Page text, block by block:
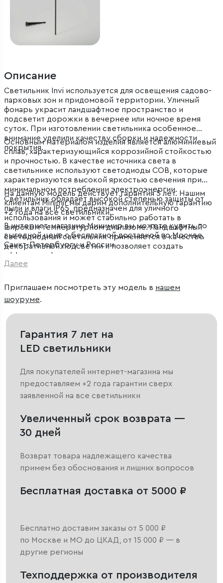
Описание
Светильник Invi используется для освещения садово-
парковых зон и придомовой территории. Уличный
фонарь украсит ландшафтное пространство и
подсветит дорожки в вечернее или ночное время
суток. При изготовлении светильника особенное
внимание уделили качеству сборки и надежности
покрытия.
Основным материалом изделия является алюминиевый
сплав, характеризующийся коррозийной стойкостью
и прочностью. В качестве источника света в
светильнике используют светодиоды COB, которые
характеризуются высокой яркостью свечения при
минимальном потреблении электроэнергии.
Светильник обладает высокой степенью защиты от
пыли и влаги IP65, предназначен для уличного
использования и может стабильно работать в
широком температурном диапазоне. Ландшафтный
светодиодный светильник применяется в качестве
декоративной подсветки и позволяет создать
эффектное функциональное освещение на дачных
участках, в парках и скверах.
На данную модель действует гарантия 5 лет. Нашим
клиентам Minimir мы дарим дополнительную гарантию
+2 года на все светильники.
В интернет-магазине Минимир вы можете купить по
выгодной цене с бесплатной доставкой по Москве,
Санкт-Петербургу и России.
Далее
Приглашаем посмотреть эту модель в нашем
шоуруме.
Гарантия 7 лет на
LED светильники
Для покупателей интернет-магазина мы
предоставляем +2 года гарантии сверх
заявленной на все светильники
Увеличенный срок возврата —
30 дней
Возврат товара надлежащего качества
примем без обоснования и лишних вопросов
Бесплатная доставка от 5000 ₽
Бесплатно доставим заказы от 5 000 ₽
по Москве и МО до ЦКАД, от 15 000 ₽ — в
другие регионы
Техподдержка от производителя